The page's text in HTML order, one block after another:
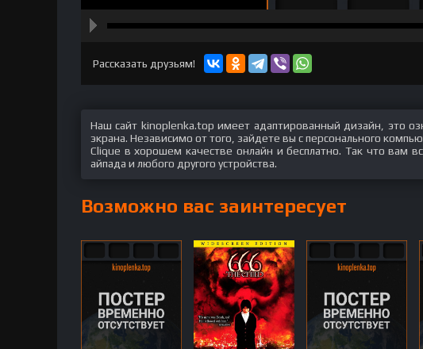
Рассказать друзьям!
Наш сайт kinoplenka.top имеет адаптированный дизайн, это
экрана. Независимо от того, зайдете вы с персонального
Clique в хорошем качестве онлайн и бесплатно. Так что вам
айпада и любого другого устройства.
Возможно вас заинтересует